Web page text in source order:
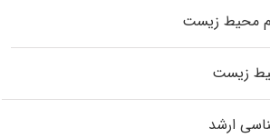
محیط‌ زیست
زیست
ارشد